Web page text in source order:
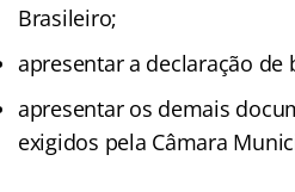
Brasileiro;
apresentar a declaração de
apresentar os demais
exigidos pela Câmara